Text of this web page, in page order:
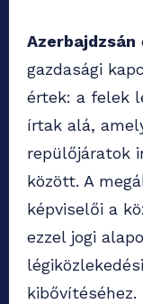
Azerbajdzsán
gazdasági
értek: a felek
írtak alá,
repülőjáratok
között. A
képviselői a
ezzel jogi
kibővítéséhez.